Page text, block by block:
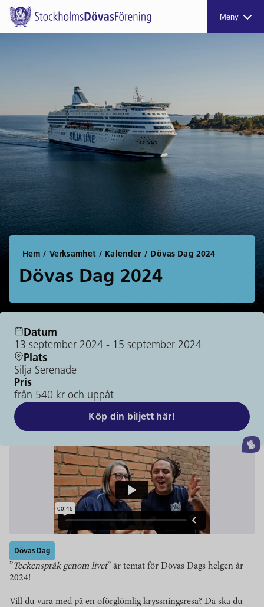
Meny
Hem / Verksamhet / Kalender / Dövas Dag 2024
Dövas Dag 2024
Dövas Dag
”Teckenspråk genom livet” är temat för Dövas Dags helgen år
2024!
Vill du vara med på en oförglömlig kryssningsresa? Då ska du
Datum
13 september 2024 - 15 september 2024
Plats
Silja Serenade
Pris
från 540 kr och uppåt
Köp din biljett här!